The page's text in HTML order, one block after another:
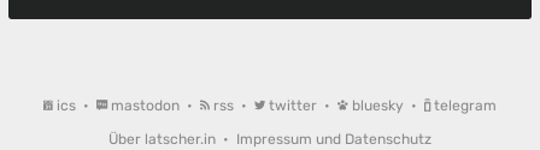
ics • mastodon • rss • twitter • bluesky •
telegram
Über latscher.in • Impressum und Datenschutz